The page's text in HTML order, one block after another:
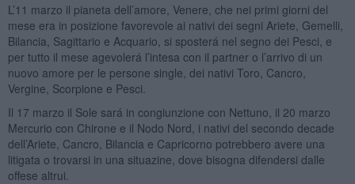
L’11 marzo il pianeta dell’amore, Venere, che nei primi giorni del
mese era in posizione favorevole ai nativi dei segni Ariete, Gemelli,
Bilancia, Sagittario e Acquario, si sposterá nel segno dei Pesci, e
per tutto il mese agevolerá l’intesa con il partner o l’arrivo di un
nuovo amore per le persone single, dei nativi Toro, Cancro,
Vergine, Scorpione e Pesci.
Il 17 marzo il Sole sará in congiunzione con Nettuno, il 20 marzo
Mercurio con Chirone e il Nodo Nord, i nativi del secondo decade
dell’Ariete, Cancro, Bilancia e Capricorno potrebbero avere una
litigata o trovarsi in una situazine, dove bisogna difendersi dalle
offese altrui.